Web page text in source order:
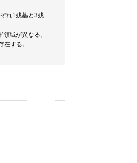
れ1残基と3残
域が異なる。
する。